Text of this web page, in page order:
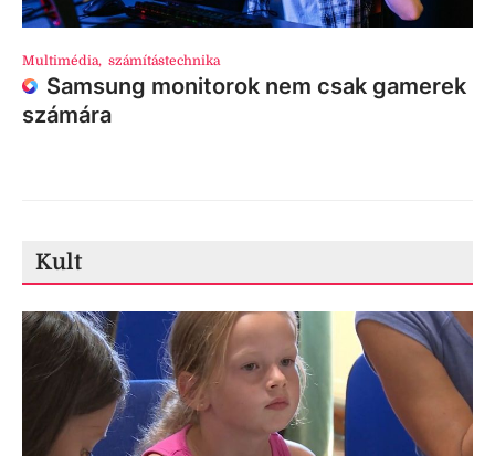
Multimédia, számítástechnika
Samsung monitorok nem csak gamerek
számára
Kult